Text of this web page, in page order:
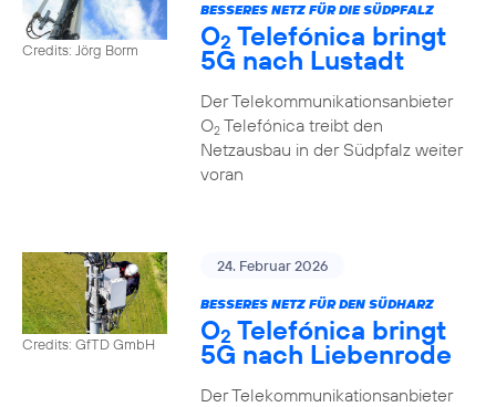
Credits: Jörg Borm
BESSERES NETZ FÜR DIE SÜDPFALZ
O2 Telefónica bringt
5G nach Lustadt
Der Telekommunikationsanbieter
O2Telefónica treibt den
Netzausbau in der Südpfalz weiter
voran
Credits: GfTD GmbH
24. Februar 2026
BESSERES NETZ FÜR DEN SÜDHARZ
O2 Telefónica bringt
5G nach Liebenrode
Der Telekommunikationsanbieter